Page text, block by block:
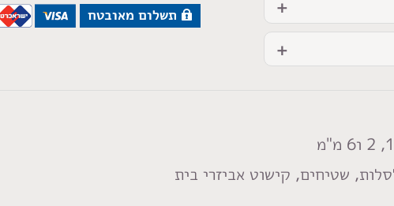
תשלום מאובטח
שטיחים, קישוט אביזרי בית